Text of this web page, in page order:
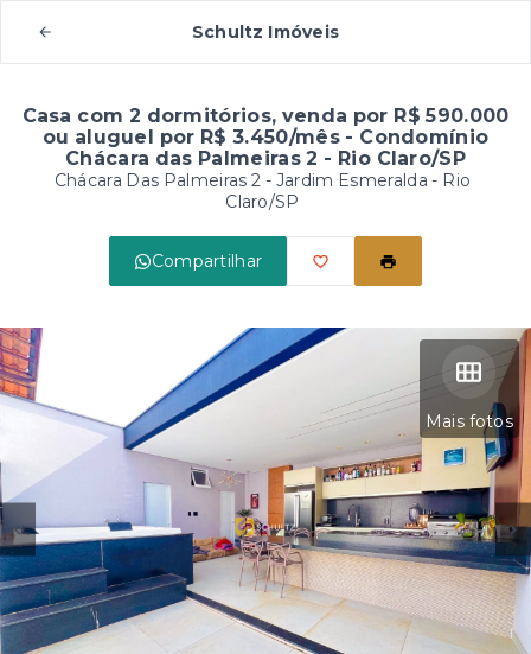
Schultz Imóveis
Casa com 2 dormitórios, venda por R$ 590.000
ou aluguel por R$ 3.450/mês - Condomínio
Chácara das Palmeiras 2 - Rio Claro/SP
Chácara Das Palmeiras 2 - Jardim Esmeralda - Rio
Claro/SP
Compartilhar
Mais fotos